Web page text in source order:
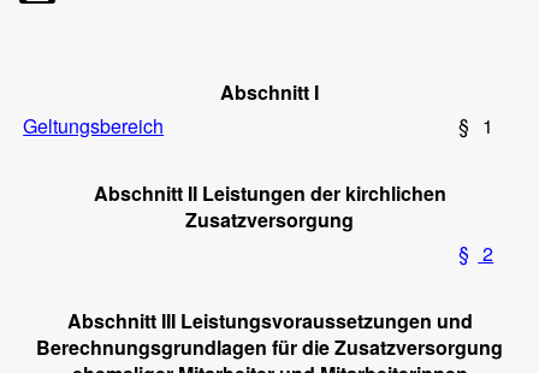
Abschnitt I
Geltungsbereich
§ 1
Abschnitt II Leistungen der kirchlichen
Zusatzversorgung
§ 2
Abschnitt III Leistungsvoraussetzungen und
Berechnungsgrundlagen für die Zusatzversorgung